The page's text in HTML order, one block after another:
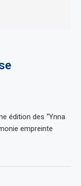
édition des “Ynna
empreinte